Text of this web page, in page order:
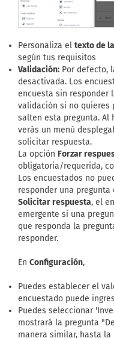
Personaliza el texto de
según tus requisitos
Validación: Por defecto,
desactivada. Los
encuesta sin responder
validación si no quieres
salten esta pregunta.
verás un menú
solicitar respuesta.
La opción Forzar
obligatoria/requerida,
Los encuestados no
responder una
Solicitar respuesta, el
emergente si una
que responda la
responder.
En Configuración,
Puedes establecer el
encuestado puede
Puedes seleccionar
mostrará la pregunta
manera similar, hasta la